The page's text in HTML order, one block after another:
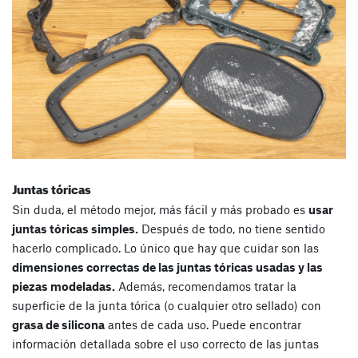
Juntas tóricas
Sin duda, el método mejor, más fácil y más probado es usar
juntas tóricas simples. Después de todo, no tiene sentido
hacerlo complicado. Lo único que hay que cuidar son las
dimensiones correctas de las juntas tóricas usadas y las
piezas modeladas. Además, recomendamos tratar la
superficie de la junta tórica (o cualquier otro sellado) con
grasa de silicona antes de cada uso. Puede encontrar
información detallada sobre el uso correcto de las juntas